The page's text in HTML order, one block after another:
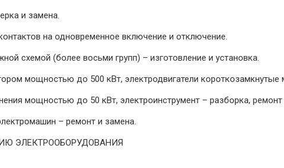
и замена.
на одновременное включение и отключение.
схемой (более восьми групп) – изготовление и установка.
мощностью до 500 кВт, электродвигатели
мощностью до 50 кВт, электроинструмент – разборка, ремонт
– ремонт и замена.
ЭЛЕКТРООБОРУДОВАНИЯ